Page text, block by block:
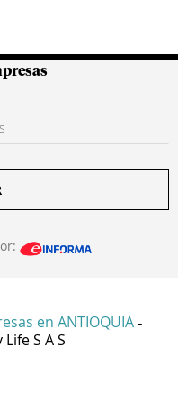
en ANTIOQUIA -
Life S A S